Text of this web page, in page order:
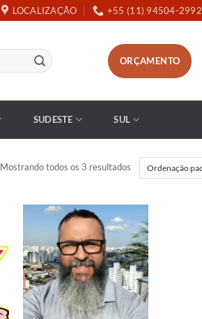
LOCALIZAÇÃO +55 (11) 94504-2992
ORÇAMENTO
SUDESTE SUL
Mostrando todos os 3 resultados